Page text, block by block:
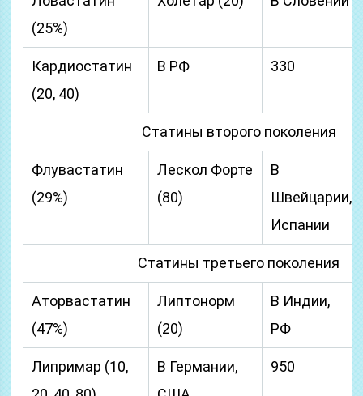
(25%)
Кардиостатин
(20, 40)
В РФ 330
Статины второго поколения
Флувастатин
(29%)
Лескол Форте
(80)
В
Швейцарии,
Испании
Статины третьего поколения
Аторвастатин
(47%)
Липтонорм
(20)
В Индии,
РФ
Липримар (10,
В Германии,
950